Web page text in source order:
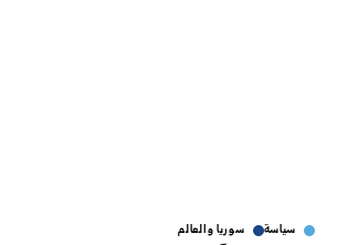
سياسة سوريا والعالم